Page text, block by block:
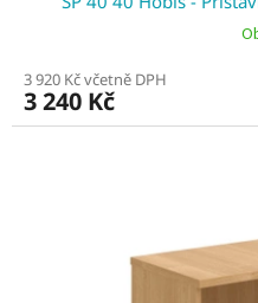
3 920 Kč včetně DPH
3 240 Kč